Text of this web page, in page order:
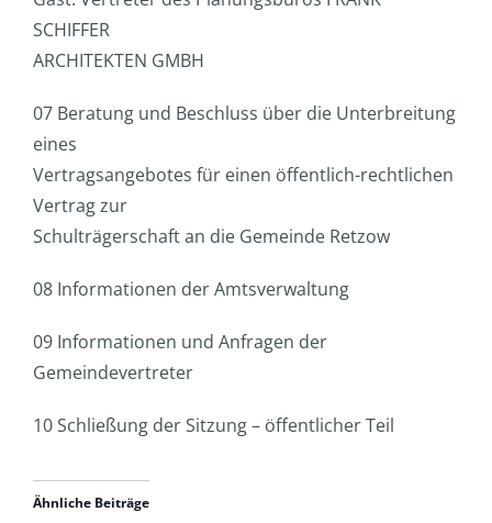
SCHIFFER
ARCHITEKTEN GMBH
07 Beratung und Beschluss über die Unterbreitung
eines
Vertragsangebotes für einen öffentlich-rechtlichen
Vertrag zur
Schulträgerschaft an die Gemeinde Retzow
08 Informationen der Amtsverwaltung
09 Informationen und Anfragen der
Gemeindevertreter
10 Schließung der Sitzung – öffentlicher Teil
Ähnliche Beiträge